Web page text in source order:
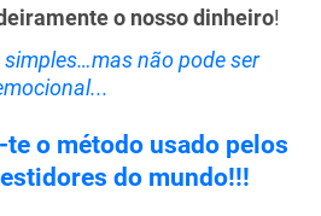
o nosso dinheiro!
não pode ser
te o método usado pelos
do mundo!!!